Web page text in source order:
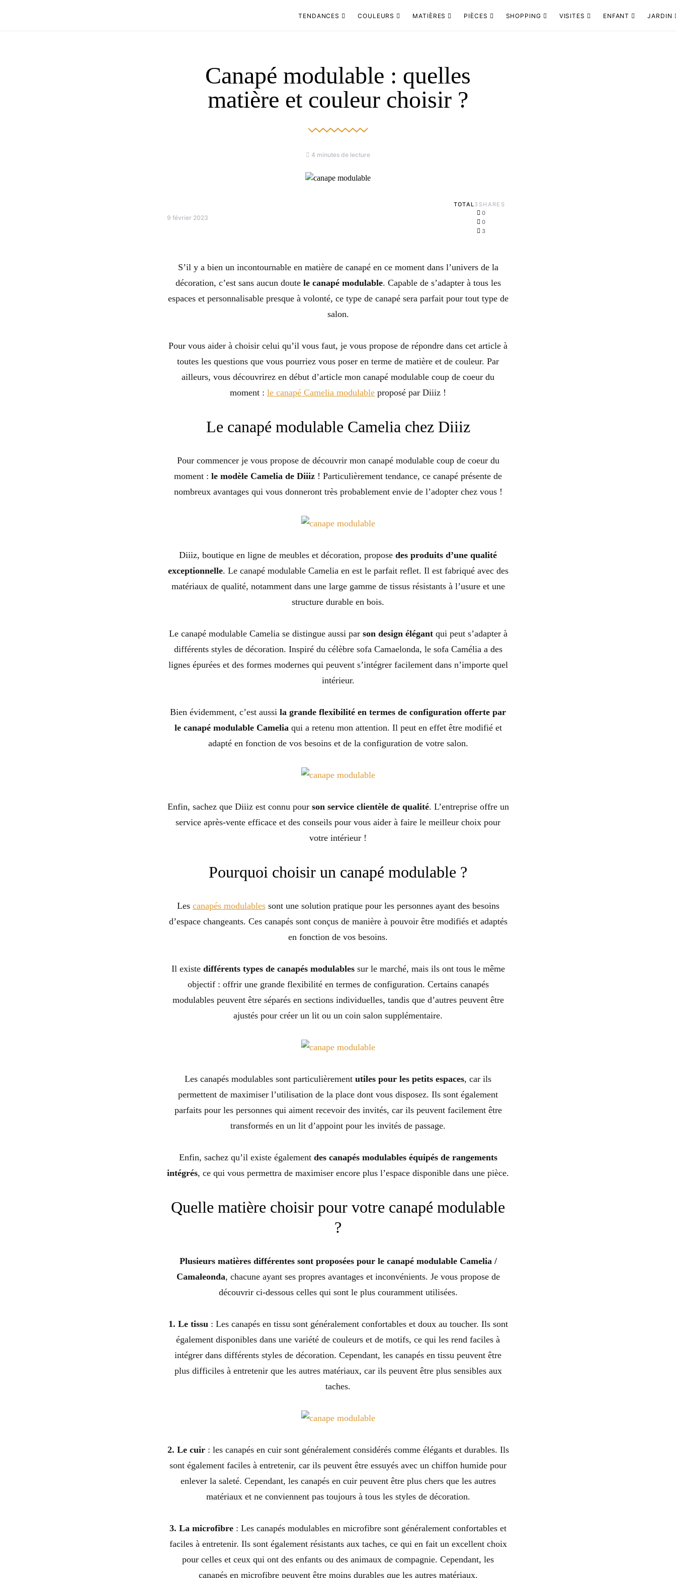
TENDANCES COULEURS MATIÈRES PIÈCES SHOPPING VISITES ENFANT JARDIN
Canapé modulable : quelles
matière et couleur choisir ?
4 minutes de lecture
9 février 2023
TOTAL3 SHARES
0
0
3
S’il y a bien un incontournable en matière de canapé en ce moment dans l’univers de la
décoration, c’est sans aucun doute le canapé modulable. Capable de s’adapter à tous les
espaces et personnalisable presque à volonté, ce type de canapé sera parfait pour tout type de
salon.
Pour vous aider à choisir celui qu’il vous faut, je vous propose de répondre dans cet article à
toutes les questions que vous pourriez vous poser en terme de matière et de couleur. Par
ailleurs, vous découvrirez en début d’article mon canapé modulable coup de coeur du
moment : le canapé Camelia modulable proposé par Diiiz !
Le canapé modulable Camelia chez Diiiz
Pour commencer je vous propose de découvrir mon canapé modulable coup de coeur du
moment : le modèle Camelia de Diiiz ! Particulièrement tendance, ce canapé présente de
nombreux avantages qui vous donneront très probablement envie de l’adopter chez vous !
Diiiz, boutique en ligne de meubles et décoration, propose des produits d’une qualité
exceptionnelle. Le canapé modulable Camelia en est le parfait reflet. Il est fabriqué avec des
matériaux de qualité, notamment dans une large gamme de tissus résistants à l’usure et une
structure durable en bois.
Le canapé modulable Camelia se distingue aussi par son design élégantqui peut s’adapter à
différents styles de décoration. Inspiré du célèbre sofa Camaelonda, le sofa Camélia a des
lignes épurées et des formes modernes qui peuvent s’intégrer facilement dans n’importe quel
intérieur.
Bien évidemment, c’est aussi la grande flexibilité en termes de configuration offerte par
le canapé modulable Cameliaqui a retenu mon attention. Il peut en effet être modifié et
adapté en fonction de vos besoins et de la configuration de votre salon.
Enfin, sachez que Diiiz est connu pour son service clientèle de qualité. L’entreprise offre un
service après-vente efficace et des conseils pour vous aider à faire le meilleur choix pour
votre intérieur !
Pourquoi choisir un canapé modulable ?
Les canapés modulablessont une solution pratique pour les personnes ayant des besoins
d’espace changeants. Ces canapés sont conçus de manière à pouvoir être modifiés et adaptés
en fonction de vos besoins.
Il existe différents types de canapés modulablessur le marché, mais ils ont tous le même
objectif : offrir une grande flexibilité en termes de configuration. Certains canapés
modulables peuvent être séparés en sections individuelles, tandis que d’autres peuvent être
ajustés pour créer un lit ou un coin salon supplémentaire.
Les canapés modulables sont particulièrement utiles pour les petits espaces, car ils
permettent de maximiser l’utilisation de la place dont vous disposez. Ils sont également
parfaits pour les personnes qui aiment recevoir des invités, car ils peuvent facilement être
transformés en un lit d’appoint pour les invités de passage.
Enfin, sachez qu’il existe également des canapés modulables équipés de rangements
intégrés, ce qui vous permettra de maximiser encore plus l’espace disponible dans une pièce.
Quelle matière choisir pour votre canapé modulable
?
Plusieurs matières différentes sont proposées pour le canapé modulable Camelia /
Camaleonda, chacune ayant ses propres avantages et inconvénients. Je vous propose de
découvrir ci-dessous celles qui sont le plus couramment utilisées.
1. Le tissu: Les canapés en tissu sont généralement confortables et doux au toucher. Ils sont
également disponibles dans une variété de couleurs et de motifs, ce qui les rend faciles à
intégrer dans différents styles de décoration. Cependant, les canapés en tissu peuvent être
plus difficiles à entretenir que les autres matériaux, car ils peuvent être plus sensibles aux
taches.
2. Le cuir: les canapés en cuir sont généralement considérés comme élégants et durables. Ils
sont également faciles à entretenir, car ils peuvent être essuyés avec un chiffon humide pour
enlever la saleté. Cependant, les canapés en cuir peuvent être plus chers que les autres
matériaux et ne conviennent pas toujours à tous les styles de décoration.
3. La microfibre : Les canapés modulables en microfibre sont généralement confortables et
faciles à entretenir. Ils sont également résistants aux taches, ce qui en fait un excellent choix
pour celles et ceux qui ont des enfants ou des animaux de compagnie. Cependant, les
canapés en microfibre peuvent être moins durables que les autres matériaux.